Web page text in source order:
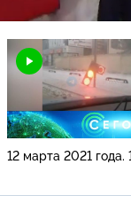
12 марта 2021 года.